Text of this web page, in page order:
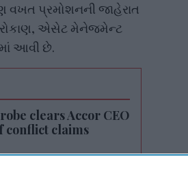
વખત પ્રમોશનની જાહેરાત
રોકાણ, એસેટ મેનેજમેન્ટ
આવી છે.
clears Accor CEO
conflict claims